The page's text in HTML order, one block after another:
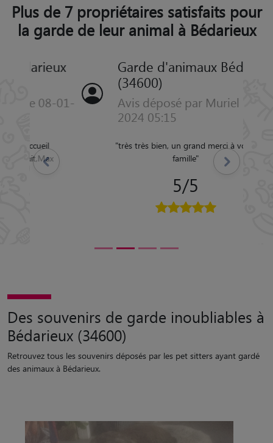
Plus de 7 propriétaires satisfaits pour
la garde de leur animal à Bédarieux
Garde d'animaux Bédarieux
(34600)
Avis déposé par Muriel le 04-11-
2024 05:15
très très bien, un grand merci à votre
Précédent Suivant
Des souvenirs de garde inoubliables à
Bédarieux (34600)
Retrouvez tous les souvenirs déposés par les pet sitters ayant gardé
des animaux à Bédarieux.